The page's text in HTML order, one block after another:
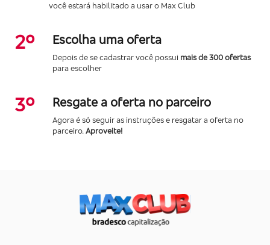
você estará habilitado a usar o Max Club
2º Escolha uma oferta
Depois de se cadastrar você possui mais de 300 ofertas
para escolher
3º Resgate a oferta no parceiro
Agora é só seguir as instruções e resgatar a oferta no
parceiro. Aproveite!